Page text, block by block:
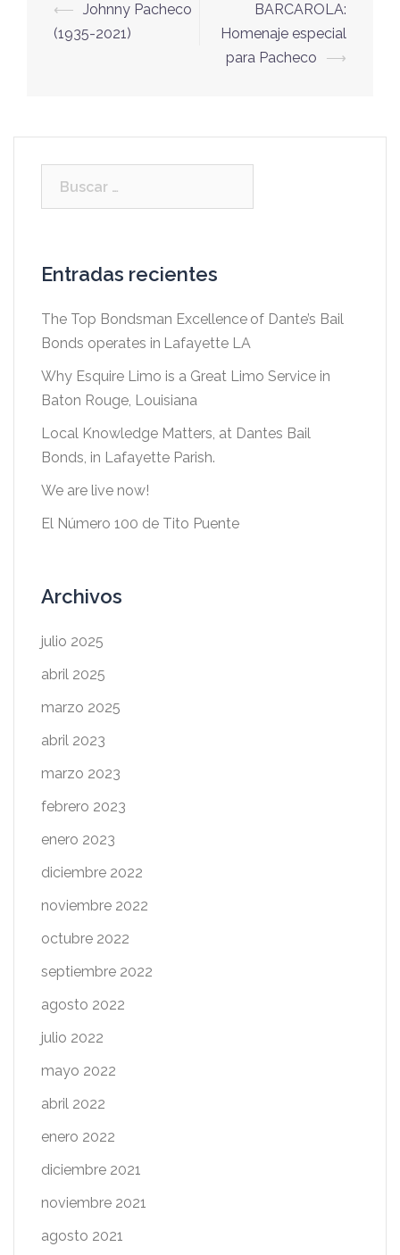
Navegación
de
⟵ Johnny Pacheco
(1935-2021)
BARCAROLA:
Homenaje especial
para Pacheco
⟶
Entradas recientes
The Top Bondsman Excellence of Dante’s Bail
Bonds operates in Lafayette LA
Why Esquire Limo is a Great Limo Service in
Baton Rouge, Louisiana
Local Knowledge Matters, at Dantes Bail
Bonds, in Lafayette Parish.
We are live now!
El Número 100 de Tito Puente
Archivos
julio 2025
abril 2025
marzo 2025
abril 2023
marzo 2023
febrero 2023
enero 2023
diciembre 2022
noviembre 2022
octubre 2022
septiembre 2022
agosto 2022
julio 2022
mayo 2022
abril 2022
enero 2022
diciembre 2021
noviembre 2021
agosto 2021